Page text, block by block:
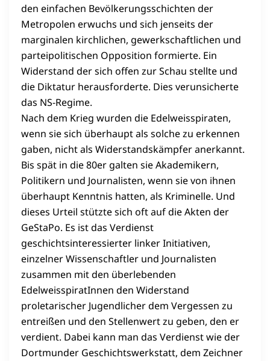
den einfachen Bevölkerungsschichten der
Metropolen erwuchs und sich jenseits der
marginalen kirchlichen, gewerkschaftlichen und
parteipolitischen Opposition formierte. Ein
Widerstand der sich offen zur Schau stellte und
die Diktatur herausforderte. Dies verunsicherte
das NS-Regime.
Nach dem Krieg wurden die Edelweisspiraten,
wenn sie sich überhaupt als solche zu erkennen
gaben, nicht als Widerstandskämpfer anerkannt.
Bis spät in die 80er galten sie Akademikern,
Politikern und Journalisten, wenn sie von ihnen
überhaupt Kenntnis hatten, als Kriminelle. Und
dieses Urteil stützte sich oft auf die Akten der
GeStaPo. Es ist das Verdienst
geschichtsinteressierter linker Initiativen,
einzelner Wissenschaftler und Journalisten
zusammen mit den überlebenden
EdelweisspiratInnen den Widerstand
proletarischer Jugendlicher dem Vergessen zu
entreißen und den Stellenwert zu geben, den er
verdient. Dabei kann man das Verdienst wie der
Dortmunder Geschichtswerkstatt, dem Zeichner